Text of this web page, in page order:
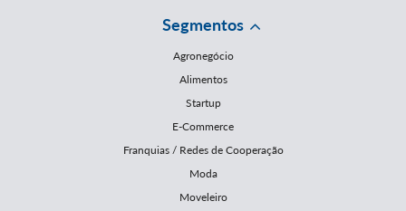
Segmentos
Agronegócio
Alimentos
Startup
E-Commerce
Franquias / Redes de Cooperação
Moda
Moveleiro